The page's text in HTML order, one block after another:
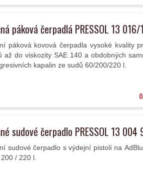
páková čerpadlá PRESSOL 13 016/
páková kovová čerpadla vysoké kvality
až do viskozity SAE 140 a obdobných
kapalin ze sudů 60/200/220 l.
sudové čerpadlo PRESSOL 13 004
sudové čerpadlo s výdejní pistolí na
/ 220 l.